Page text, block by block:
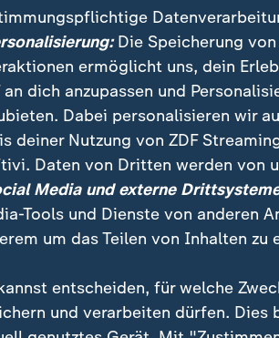
Pegelstände weiter gestiegen.
Experten rechnen ab Montag
Die Speicherung
ermöglicht uns, dein
an dich anzupassen und
Dabei personalisieren wir
deiner Nutzung von ZDF
Daten von Dritten werden von
Media und externe
Tools und Dienste von anderen
um das Teilen von Inhalten zu
entscheiden, für welche
und verarbeiten dürfen. Dies